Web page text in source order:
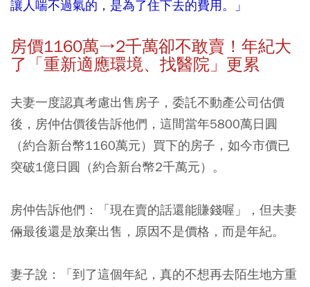
讓人喘不過氣的，是為了住下去的費用。」
房價1160萬→2千萬卻不敢賣！年紀大
了「重新適應環境、找醫院」更累
夫妻一度認真考慮出售房子，委託不動產公司估價
後，房仲估價後告訴他們，這間當年5800萬日圓
（約合新台幣1160萬元）買下的房子，如今市價已
突破1億日圓（約合新台幣2千萬元）。
房仲告訴他們：「現在賣的話還能賺錢喔」，但夫妻
倆最後還是放棄出售，原因不是價格，而是年紀。
妻子說：「到了這個年紀，真的不想再去陌生地方重